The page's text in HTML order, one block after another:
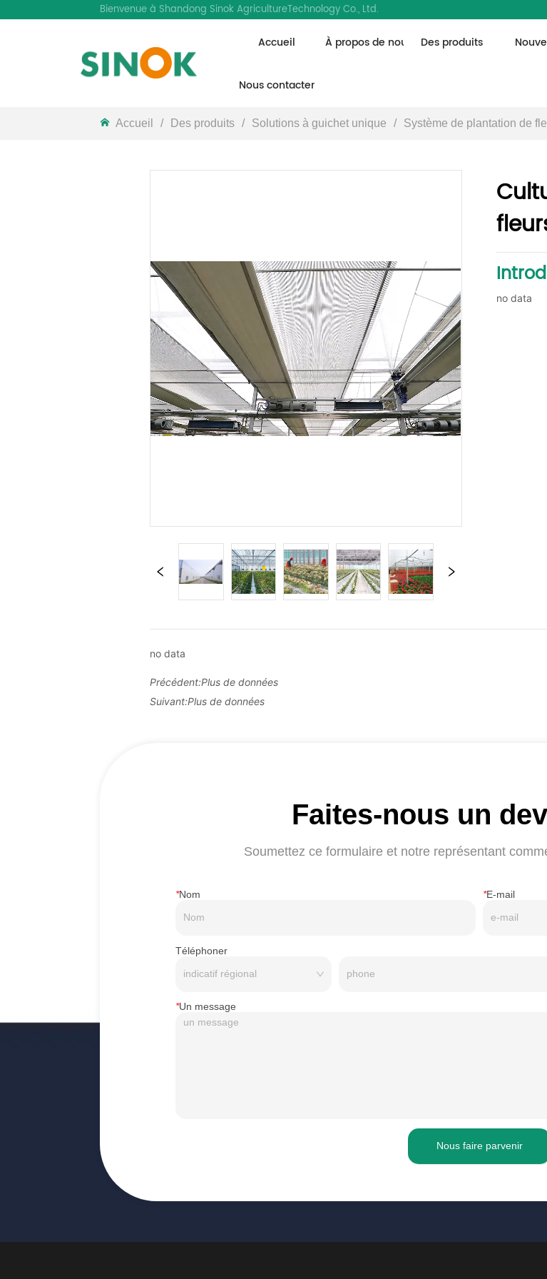
Bienvenue à Shandong Sinok AgricultureTechnology Co., Ltd.
Accueil À propos de nous Des produits
Nous contacter
Accueil / Des produits / Solutions à guichet unique / Système de plantation de
no data
no data
Précédent:Plus de données
Suivant:Plus de données
Faites-nous un
Soumettez ce formulaire et notre représentant
*Nom *E-mail
Téléphoner
*Un message
Nous faire parvenir